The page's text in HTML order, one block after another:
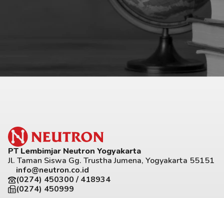
PT Lembimjar Neutron Yogyakarta
Jl. Taman Siswa Gg. Trustha Jumena, Yogyakarta 55151
info@neutron.co.id
(0274) 450300 / 418934
(0274) 450999